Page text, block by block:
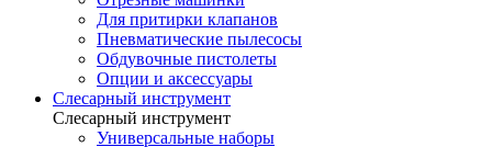
Для притирки клапанов
Пневматические пылесосы
Обдувочные пистолеты
Опции и аксессуары
Слесарный инструмент
Слесарный инструмент
Универсальные наборы